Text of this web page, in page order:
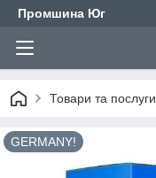
Промшина Юг
Товари та послуги
GERMANY!